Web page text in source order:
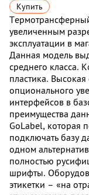
Купить
увеличенным
эксплуатации в
Данная модель
среднего класса.
пластика.
опционального
интерфейсов в
преимущества
GoLabel, которая
подключать базу
одном
полностью
шрифты.
этикетки – «на